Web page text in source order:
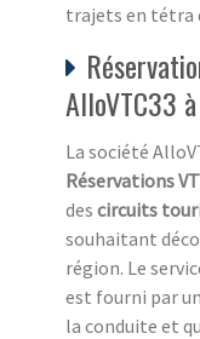
trajets en tétra
AlloVTC33
La société
Réservations
des circuits
souhaitant
région. Le
est fourni par un
la conduite et